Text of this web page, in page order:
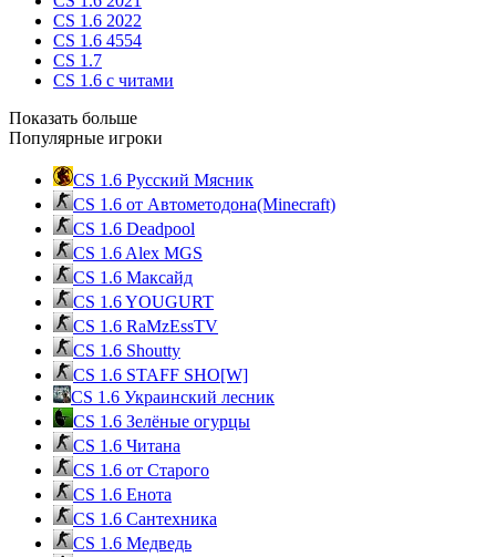
CS 1.6 2022
CS 1.6 4554
CS 1.7
CS 1.6 с читами
Показать больше
Популярные игроки
CS 1.6 Русский Мясник
CS 1.6 от Автометодона(Minecraft)
CS 1.6 Deadpool
CS 1.6 Alex MGS
CS 1.6 Максайд
CS 1.6 YOUGURT
CS 1.6 RaMzEssTV
CS 1.6 Shoutty
CS 1.6 STAFF SHO[W]
CS 1.6 Украинский лесник
CS 1.6 Зелёные огурцы
CS 1.6 Читана
CS 1.6 от Cтарого
CS 1.6 Енота
CS 1.6 Сантехника
CS 1.6 Медведь